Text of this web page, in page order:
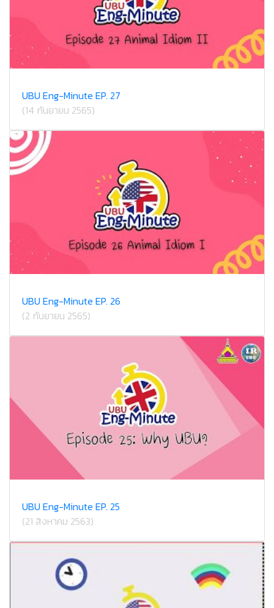
UBU Eng-Minute EP. 27
(14 กันยายน 2565)
UBU Eng-Minute EP. 26
(2 กันยายน 2565)
UBU Eng-Minute EP. 25
(21 สิงหาคม 2563)